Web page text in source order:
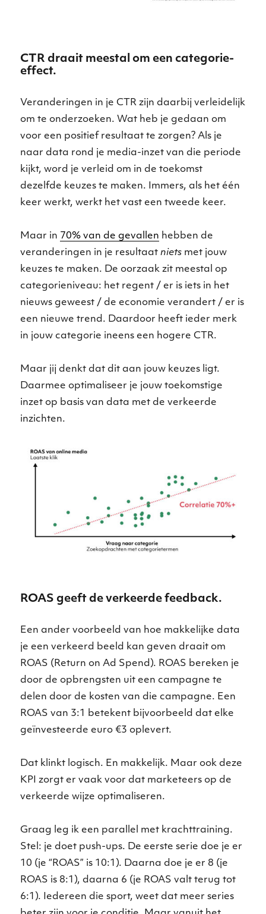
CTR draait meestal om een categorie-
effect.
Veranderingen in je CTR zijn daarbij verleidelijk
om te onderzoeken. Wat heb je gedaan om
voor een positief resultaat te zorgen? Als je
naar data rond je media-inzet van die periode
kijkt, word je verleid om in de toekomst
dezelfde keuzes te maken. Immers, als het één
keer werkt, werkt het vast een tweede keer.
Maar in 70% van de gevallen hebben de
veranderingen in je resultaatniets met jouw
keuzes te maken. De oorzaak zit meestal op
categorieniveau: het regent / er is iets in het
nieuws geweest / de economie verandert / er is
een nieuwe trend. Daardoor heeft ieder merk
in jouw categorie ineens een hogere CTR.
Maar jij denkt dat dit aan jouw keuzes ligt.
Daarmee optimaliseer je jouw toekomstige
inzet op basis van data met de verkeerde
inzichten.
ROAS geeft de verkeerde feedback.
Een ander voorbeeld van hoe makkelijke data
je een verkeerd beeld kan geven draait om
ROAS (Return on Ad Spend). ROAS bereken je
door de opbrengsten uit een campagne te
delen door de kosten van die campagne. Een
ROAS van 3:1 betekent bijvoorbeeld dat elke
geïnvesteerde euro €3 oplevert.
Dat klinkt logisch. En makkelijk. Maar ook deze
KPI zorgt er vaak voor dat marketeers op de
verkeerde wijze optimaliseren.
Graag leg ik een parallel met krachttraining.
Stel: je doet push-ups. De eerste serie doe je er
10 (je “ROAS” is 10:1). Daarna doe je er 8 (je
ROAS is 8:1), daarna 6 (je ROAS valt terug tot
6:1). Iedereen die sport, weet dat meer series